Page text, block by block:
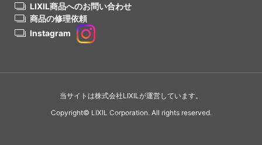
LIXIL商品へのお問い合わせ
商品の修理依頼
Instagram
当サイトは株式会社LIXILが運営しています。
Copyright© LIXIL Corporation. All rights reserved.